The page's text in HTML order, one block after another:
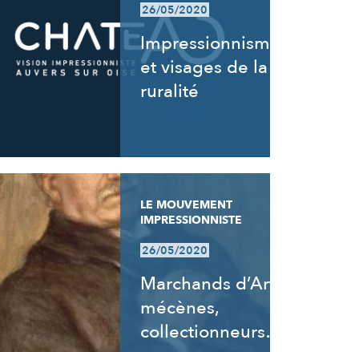
26/05/2020
Impressionnisme
et visages de la
ruralité
LE MOUVEMENT
IMPRESSIONNISTE
26/05/2020
Marchands d’Art,
mécènes,
collectionneurs…